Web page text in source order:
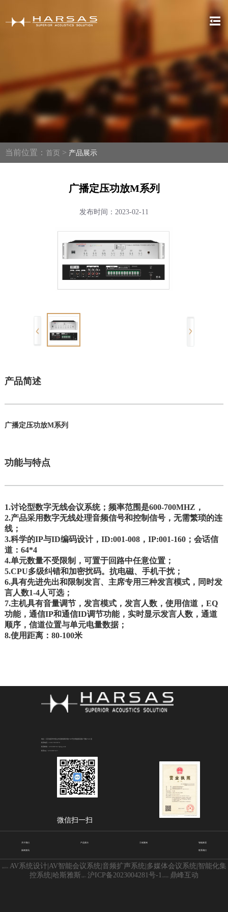
当前位置： 首页 > 产品展示
广播定压功放M系列
发布时间：2023-02-11
产品简述
广播定压功放M系列
功能与特点
1.讨论型数字无线会议系统；频率范围是600-700MHZ，
2.产品采用数字无线处理音频信号和控制信号，无需繁琐的连
线；
3.科学的IP与ID编码设计，ID:001-008，IP:001-160；会话信
道：64*4
4.单元数量不受限制，可置于回路中任意位置；
5.CPU多级纠错和加密扰码。抗电磁、手机干扰；
6.具有先进先出和限制发言、主席专用三种发言模式，同时发
言人数1-4人可选；
7.主机具有音量调节，发言模式，发言人数，使用信道，EQ
功能，通信IP和通信ID调节功能，实时显示发言人数，通道
顺序，信道位置与单元电量数据；
8.使用距离：80-100米
地址：江苏省苏州市昆山市花桥镇商详路708号光明捷座花园1号楼2501室
联系电话：15917835879
联系邮箱：3252087417@qq.com
联系QQ：3252087417
微信扫一扫
关于我们 产品展示 工程案例 智能家居
新闻资讯 联系我们
版权所有：
AV系统设计|AV智能会议系统|音频扩声系统|多媒体会议系统|智能化集
控系统|哈斯雅斯 备案号： 沪ICP备2023004281号-1 技术支持： 鼎峰互动